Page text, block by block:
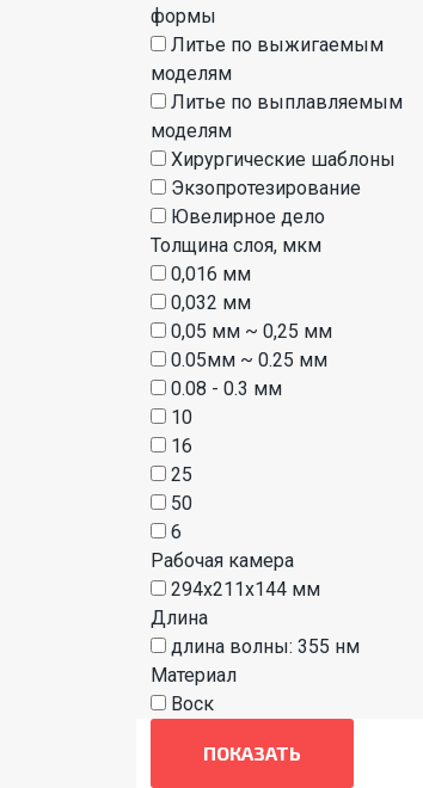
формы
Литье по выжигаемым
моделям
Литье по выплавляемым
моделям
Хирургические шаблоны
Экзопротезирование
Ювелирное дело
Толщина слоя, мкм
0,016 мм
0,032 мм
0,05 мм ~ 0,25 мм
0.05мм ~ 0.25 мм
0.08 - 0.3 мм
10
16
25
50
6
Рабочая камера
294x211x144 мм
Длина
длина волны: 355 нм
Материал
Воск
ПОКАЗАТЬ